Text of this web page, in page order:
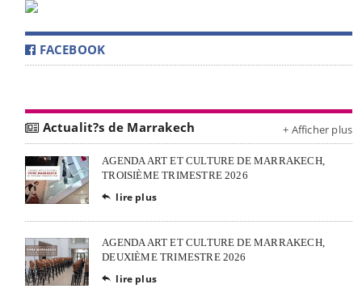
FACEBOOK
Actualit?s de Marrakech + Afficher plus
AGENDA ART ET CULTURE DE MARRAKECH,
TROISIÈME TRIMESTRE 2026
 lire plus
AGENDA ART ET CULTURE DE MARRAKECH,
DEUXIÈME TRIMESTRE 2026
 lire plus